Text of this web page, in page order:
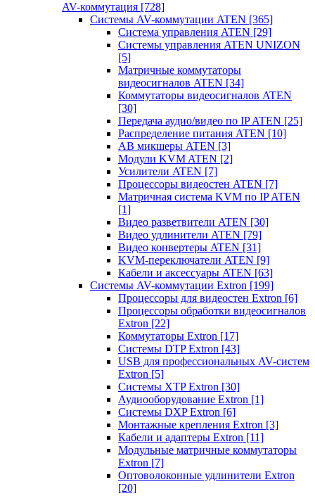
AV-коммутация [728]
Системы AV-коммутации ATEN [365]
Система управления ATEN [29]
Системы управления ATEN UNIZON
[5]
Матричные коммутаторы
видеосигналов ATEN [34]
Коммутаторы видеосигналов ATEN
[30]
Передача аудио/видео по IP ATEN [25]
Распределение питания ATEN [10]
АВ микшеры ATEN [3]
Модули KVM ATEN [2]
Усилители ATEN [7]
Процессоры видеостен ATEN [7]
Матричная система KVM по IP ATEN
[1]
Видео разветвители ATEN [30]
Видео удлинители ATEN [79]
Видео конвертеры ATEN [31]
KVM-переключатели ATEN [9]
Кабели и аксессуары ATEN [63]
Системы AV-коммутации Extron [199]
Процессоры для видеостен Extron [6]
Процессоры обработки видеосигналов
Extron [22]
Коммутаторы Extron [17]
Системы DTP Extron [43]
USB для профессиональных AV-систем
Extron [5]
Системы XTP Extron [30]
Аудиооборудование Extron [1]
Системы DXP Extron [6]
Монтажные крепления Extron [3]
Кабели и адаптеры Extron [11]
Модульные матричные коммутаторы
Extron [7]
Оптоволоконные удлинители Extron
[20]